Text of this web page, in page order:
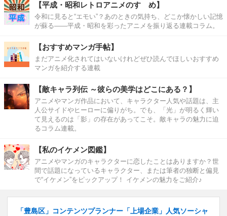
【平成・昭和レトロアニメのすゝめ】
令和に見ると“エモい”？あのときの気持ち、どこか懐かしい記憶
が蘇る――平成・昭和を彩ったアニメを振り返る連載コラム。
【おすすめマンガ手帖】
まだアニメ化されてはいないけれどぜひ読んでほしいおすすめ
マンガを紹介する連載
【敵キャラ列伝 ～彼らの美学はどこにある？】
アニメやマンガ作品において、キャラクター人気や話題は、主
人公サイドやヒーローに偏りがち。でも、「光」が明るく輝い
て見えるのは「影」の存在があってこそ。敵キャラの魅力に迫
るコラム連載。
【私のイケメン図鑑】
アニメやマンガのキャラクターに恋したことはありますか？世
間で話題になっているキャラクター、または筆者の独断と偏見
で“イケメン”をピックアップ！ イケメンの魅力をご紹介♪
「豊島区」コンテンツプランナー「上場企業」人気ソーシャ